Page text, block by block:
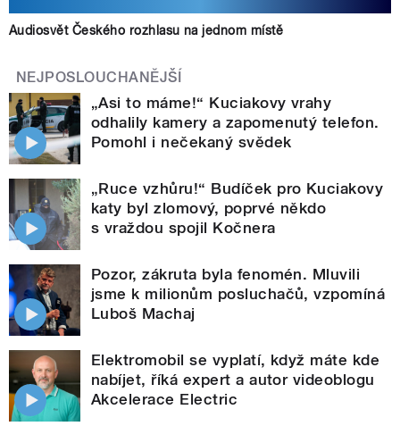
Audiosvět Českého rozhlasu na jednom místě
NEJPOSLOUCHANĚJŠÍ
„Asi to máme!“ Kuciakovy vrahy
odhalily kamery a zapomenutý telefon.
Pomohl i nečekaný svědek
„Ruce vzhůru!“ Budíček pro Kuciakovy
katy byl zlomový, poprvé někdo
s vraždou spojil Kočnera
Pozor, zákruta byla fenomén. Mluvili
jsme k milionům posluchačů, vzpomíná
Luboš Machaj
Elektromobil se vyplatí, když máte kde
nabíjet, říká expert a autor videoblogu
Akcelerace Electric